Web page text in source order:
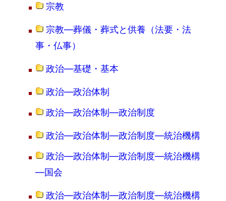
宗教
宗教―葬儀・葬式と供養（法要・法
事・仏事）
政治―基礎・基本
政治―政治体制
政治―政治体制―政治制度
政治―政治体制―政治制度―統治機構
政治―政治体制―政治制度―統治機構
―国会
政治―政治体制―政治制度―統治機構